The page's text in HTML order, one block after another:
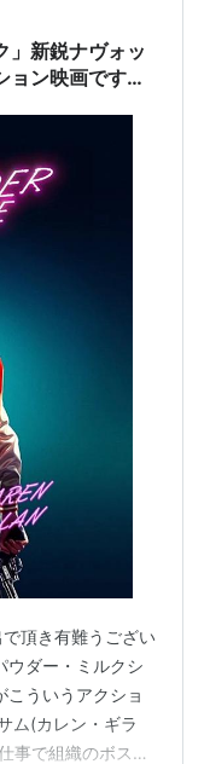
！ sing-movie…
」新鋭ナヴォッ
ョン映画です
頂き有難うござい
ウダー・ミルクシ
こういうアクショ
ム(カレン・ギラ
事で組織のボスの